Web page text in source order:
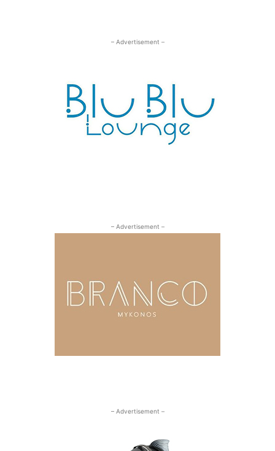
– Advertisement –
– Advertisement –
– Advertisement –